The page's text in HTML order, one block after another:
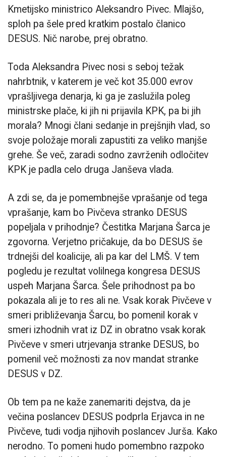
Kmetijsko ministrico Aleksandro Pivec. Mlajšo,
sploh pa šele pred kratkim postalo članico
DESUS. Nič narobe, prej obratno.
Toda Aleksandra Pivec nosi s seboj težak
nahrbtnik, v katerem je več kot 35.000 evrov
vprašljivega denarja, ki ga je zaslužila poleg
ministrske plače, ki jih ni prijavila KPK, pa bi jih
morala? Mnogi člani sedanje in prejšnjih vlad, so
svoje položaje morali zapustiti za veliko manjše
grehe. Še več, zaradi sodno zavrženih odločitev
KPK je padla celo druga Janševa vlada.
A zdi se, da je pomembnejše vprašanje od tega
vprašanje, kam bo Pivčeva stranko DESUS
popeljala v prihodnje? Čestitka Marjana Šarca je
zgovorna. Verjetno pričakuje, da bo DESUS še
trdnejši del koalicije, ali pa kar del LMŠ. V tem
pogledu je rezultat volilnega kongresa DESUS
uspeh Marjana Šarca. Šele prihodnost pa bo
pokazala ali je to res ali ne. Vsak korak Pivčeve v
smeri približevanja Šarcu, bo pomenil korak v
smeri izhodnih vrat iz DZ in obratno vsak korak
Pivčeve v smeri utrjevanja stranke DESUS, bo
pomenil več možnosti za nov mandat stranke
DESUS v DZ.
Ob tem pa ne kaže zanemariti dejstva, da je
večina poslancev DESUS podprla Erjavca in ne
Pivčeve, tudi vodja njihovih poslancev Jurša. Kako
nerodno. To pomeni hudo pomembno razpoko